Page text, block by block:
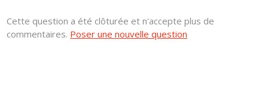
Cette question a été clôturée et n'accepte plus de
commentaires. Poser une nouvelle question